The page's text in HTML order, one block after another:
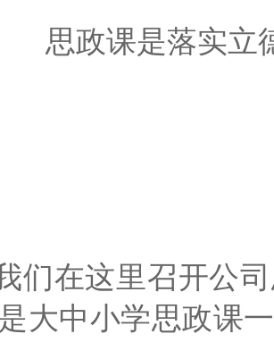
思政课是落实立
们在这里召开公
大中小学思政课